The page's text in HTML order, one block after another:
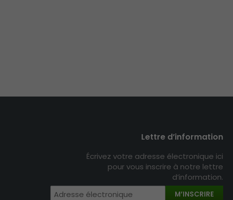
Lettre d’information
Écrivez votre adresse électronique ici
pour vous inscrire à notre lettre
d’information.
M’INSCRIRE